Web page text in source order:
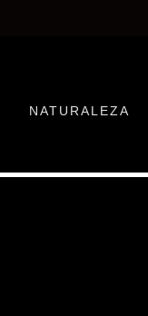
NATURALEZA